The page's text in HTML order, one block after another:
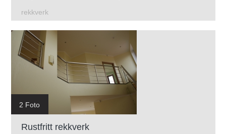
rekkverk
2 Foto
Rustfritt rekkverk